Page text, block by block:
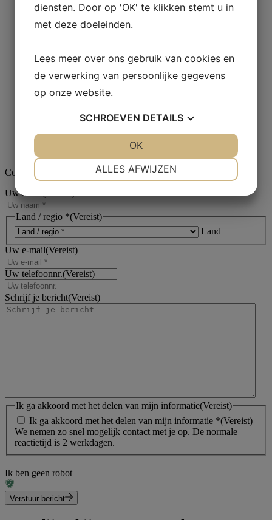
Schurende doorslijpschijven
Ferrometalen
Precisiesnijden
Ferrometalen
Non-ferrometalen
Superschurende doorslijpschijven
CBN doorslijpschijven
In water oplosbare koelvloeistof
Contact opnemen
Uw naam
Land / regio *(Vereist)
Land
Uw e-mail(Vereist)
Uw telefoonnr.(Vereist)
Schrijf je bericht(Vereist)
Ik ga akkoord met het delen van mijn informatie(Vereist)
Ik ga akkoord met het delen van mijn informatie *(Vereist)
We nemen zo snel mogelijk contact met je op. De normale
reactietijd is 2 werkdagen.
Ik ben geen robot
Verstuur bericht
diensten. Door op 'OK' te klikken stemt u in
met deze doeleinden.
Lees meer over ons gebruik van cookies en
de verwerking van persoonlijke gegevens
op onze website.
SCHROEVEN DETAILS
ALLES AFWIJZEN
OK